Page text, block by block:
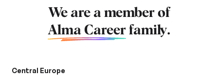
We are a member of
Alma Career family.
Central Europe